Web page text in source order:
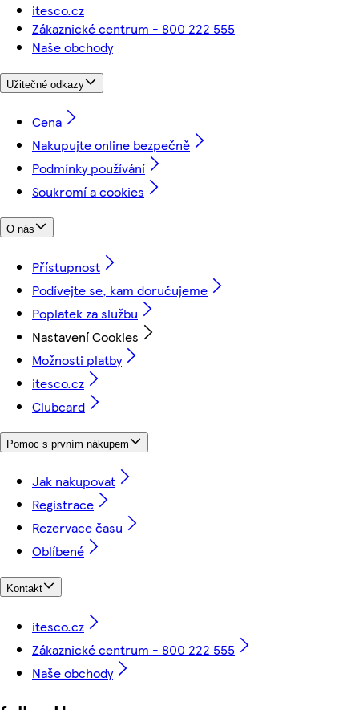
itesco.cz
Zákaznické centrum - 800 222 555
Naše obchody
Užitečné odkazy
Cena
Nakupujte online bezpečně
Podmínky používání
Soukromí a cookies
O nás
Přístupnost
Podívejte se, kam doručujeme
Poplatek za službu
Nastavení Cookies
Možnosti platby
itesco.cz
Clubcard
Pomoc s prvním nákupem
Jak nakupovat
Registrace
Rezervace času
Oblíbené
Kontakt
itesco.cz
Zákaznické centrum - 800 222 555
Naše obchody